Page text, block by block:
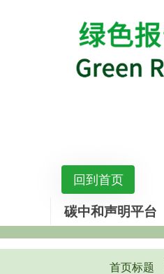
碳中和声明平台
回到首页
首页标题